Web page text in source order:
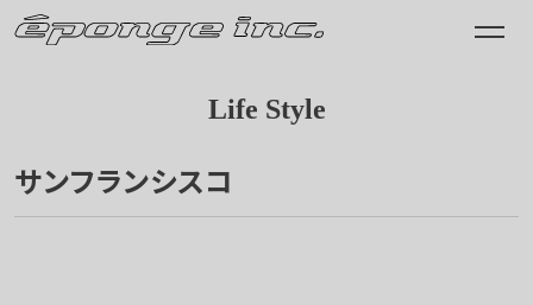
Life Style
サンフランシスコ